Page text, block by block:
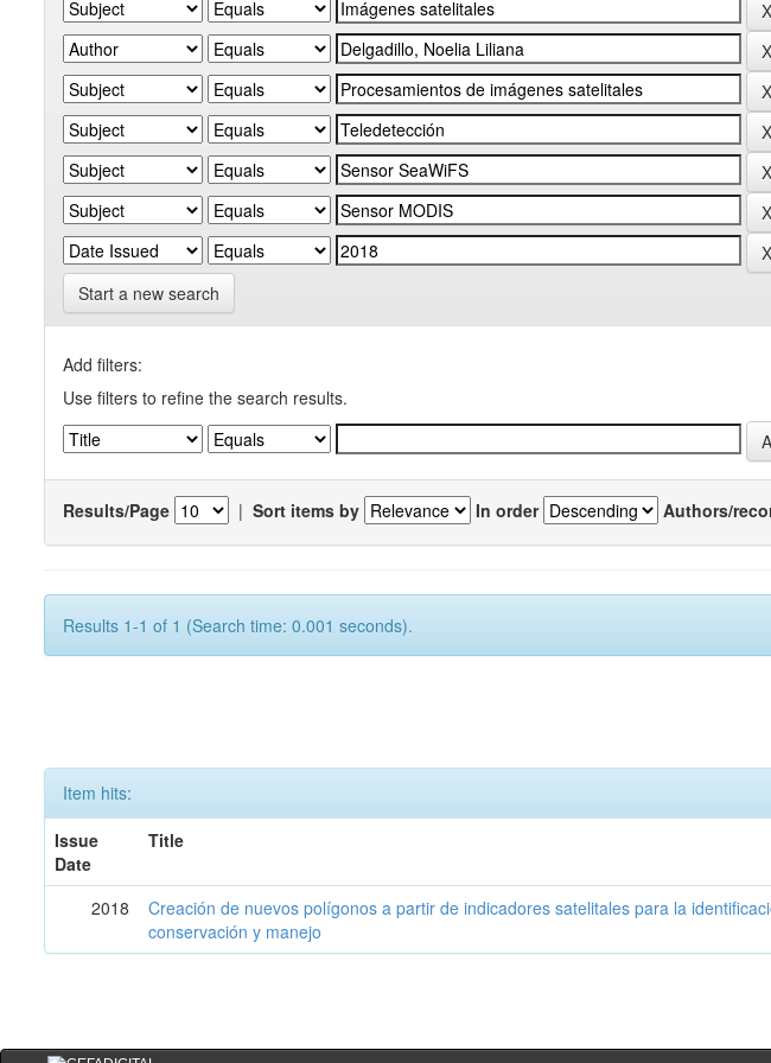
Start a new search
Add filters:
Use filters to refine the search results.
Results/Page | Sort items by In order Authors/
Results 1-1 of 1 (Search time: 0.001 seconds).
Item hits:
Issue
Date
Title
2018
Creación de nuevos polígonos a partir de indicadores satelitales para la
conservación y manejo